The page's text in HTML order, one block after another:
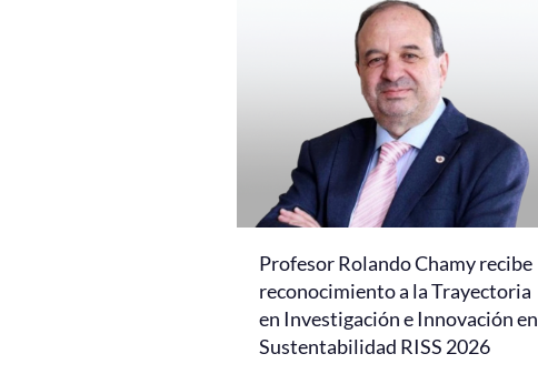
Profesor Rolando Chamy recibe
reconocimiento a la Trayectoria
en Investigación e Innovación en
Sustentabilidad RISS 2026